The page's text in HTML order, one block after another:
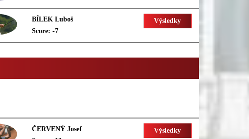
BÍLEK Luboš
Score: -7
Výsledky
ČERVENÝ Josef
Výsledky